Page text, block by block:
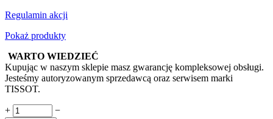
Regulamin akcji
Pokaż produkty
WARTO WIEDZIEĆ
Kupując w naszym sklepie masz gwarancję kompleksowej obsługi.
Jesteśmy autoryzowanym sprzedawcą oraz serwisem marki
TISSOT.
+ −